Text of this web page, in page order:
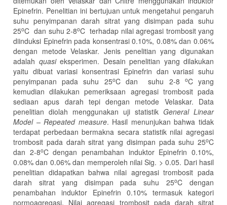
Epinefrin. Penelitian ini bertujuan untuk mengetahui pengaruh
suhu penyimpanan darah sitrat yang disimpan pada suhu
25oC dan suhu 2-8oC terhadap nilai agregasi trombosit yang
diinduksi Epinefrin pada konsentrasi 0.10%, 0.08% dan 0.06%
dengan metode Velaskar. Jenis penelitian yang digunakan
adalah quasi eksperimen. Desain penelitian yang dilakukan
yaitu dibuat variasi konsentrasi Epinefrin dan variasi suhu
penyimpanan pada suhu 25oC dan suhu 2-8 oC yang
kemudian dilakukan pemeriksaan agregasi trombosit pada
sediaan apus darah tepi dengan metode Velaskar. Data
penelitian diolah menggunakan uji statistik General Linear
Model – Repeated measure. Hasil menunjukan bahwa tidak
terdapat perbedaan bermakna secara statistik nilai agregasi
trombosit pada darah sitrat yang disimpan pada suhu 25oC
dan 2-8oC dengan penambahan induktor Epinefrin 0.10%,
0.08% dan 0.06% dan memperoleh nilai Sig. > 0.05. Dari hasil
penelitian didapatkan bahwa nilai agregasi trombosit pada
darah sitrat yang disimpan pada suhu 25oC dengan
penambahan induktor Epinefrin 0.10% termasuk kategori
normoagregasi. Nilai agregasi trombosit pada darah sitrat